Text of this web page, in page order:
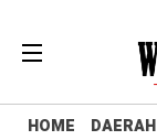
HOME DAERAH
HOME DAERAH